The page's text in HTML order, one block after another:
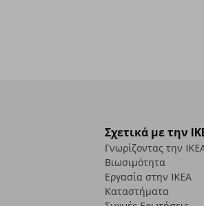
Σχετικά με την
Γνωρίζοντας την
Βιωσιμότητα
Εργασία στην IKEA
Καταστήματα